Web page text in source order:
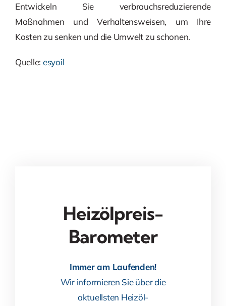
Entwickeln Sie verbrauchsreduzierende
Maßnahmen und Verhaltensweisen, um Ihre
Kosten zu senken und die Umwelt zu schonen.
Quelle: esyoil
Heizölpreis-
Barometer
Immer am Laufenden!
Wir informieren Sie über die
aktuellsten Heizöl-